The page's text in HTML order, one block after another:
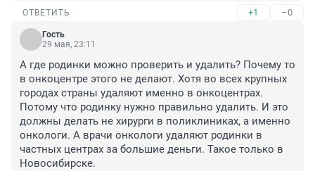
ОТВЕТИТЬ +1 –0
Гость
29 мая, 23:11
А где родинки можно проверить и удалить? Почему то
в онкоцентре этого не делают. Хотя во всех крупных
городах страны удаляют именно в онкоцентрах.
Потому что родинку нужно правильно удалить. И это
должны делать не хирурги в поликлиниках, а именно
онкологи. А врачи онкологи удаляют родинки в
частных центрах за большие деньги. Такое только в
Новосибирске.